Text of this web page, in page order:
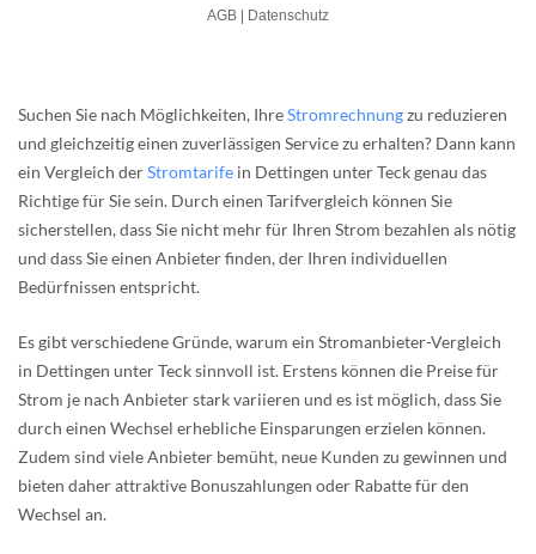
Suchen Sie nach Möglichkeiten, IhreStromrechnungzu reduzieren
und gleichzeitig einen zuverlässigen Service zu erhalten? Dann kann
ein Vergleich derStromtarife in Dettingen unter Teck genau das
Richtige für Sie sein. Durch einen Tarifvergleich können Sie
sicherstellen, dass Sie nicht mehr für Ihren Strom bezahlen als nötig
und dass Sie einen Anbieter finden, der Ihren individuellen
Bedürfnissen entspricht.
Es gibt verschiedene Gründe, warum ein Stromanbieter-Vergleich
in Dettingen unter Teck sinnvoll ist. Erstens können die Preise für
Strom je nach Anbieter stark variieren und es ist möglich, dass Sie
durch einen Wechsel erhebliche Einsparungen erzielen können.
Zudem sind viele Anbieter bemüht, neue Kunden zu gewinnen und
bieten daher attraktive Bonuszahlungen oder Rabatte für den
Wechsel an.